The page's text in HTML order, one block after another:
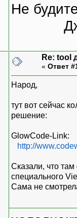
Не
Re: tool
« Ответ
Народ,
тут вот сейчас
решение:
GlowCode-Link:
http://
Сказали, что
специального
Сама не